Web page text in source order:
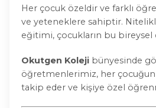
Her çocuk özeldir ve farklı
ve yeteneklere sahiptir.
eğitimi, çocukların bu
doğrultusunda geliştirmelidir.
Okutgen Koleji bünyesinde
öğretmenlerimiz, her çocuğun
takip eder ve kişiye özel